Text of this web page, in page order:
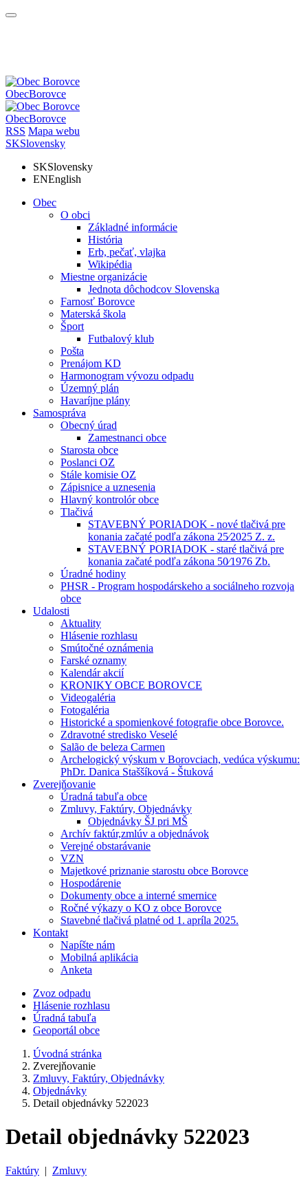
ObecBorovce
ObecBorovce
RSS Mapa webu
SKSlovensky
SKSlovensky
ENEnglish
Obec
O obci
Základné informácie
História
Erb, pečať, vlajka
Wikipédia
Miestne organizácie
Jednota dôchodcov Slovenska
Farnosť Borovce
Materská škola
Šport
Futbalový klub
Pošta
Prenájom KD
Harmonogram vývozu odpadu
Územný plán
Havaríjne plány
Samospráva
Obecný úrad
Zamestnanci obce
Starosta obce
Poslanci OZ
Stále komisie OZ
Zápisnice a uznesenia
Hlavný kontrolór obce
Tlačivá
STAVEBNÝ PORIADOK - nové tlačivá pre
konania začaté podľa zákona 25⁄2025 Z. z.
STAVEBNÝ PORIADOK - staré tlačivá pre
konania začaté podľa zákona 50⁄1976 Zb.
Úradné hodiny
PHSR - Program hospodárskeho a sociálneho rozvoja
obce
Udalosti
Aktuality
Hlásenie rozhlasu
Smútočné oznámenia
Farské oznamy
Kalendár akcií
KRONIKY OBCE BOROVCE
Videogaléria
Fotogaléria
Historické a spomienkové fotografie obce Borovce.
Zdravotné stredisko Veselé
Salão de beleza Carmen
Archelogický výskum v Borovciach, vedúca výskumu:
PhDr. Danica Staššíková - Štuková
Zverejňovanie
Úradná tabuľa obce
Zmluvy, Faktúry, Objednávky
Objednávky ŠJ pri MŠ
Archív faktúr,zmlúv a objednávok
Verejné obstarávanie
VZN
Majetkové priznanie starostu obce Borovce
Hospodárenie
Dokumenty obce a interné smernice
Ročné výkazy o KO z obce Borovce
Stavebné tlačivá platné od 1. apríla 2025.
Kontakt
Napíšte nám
Mobilná aplikácia
Anketa
Zvoz odpadu
Hlásenie rozhlasu
Úradná tabuľa
Geoportál obce
Úvodná stránka
Zverejňovanie
Zmluvy, Faktúry, Objednávky
Objednávky
Detail objednávky 522023
Detail objednávky 522023
Faktúry | Zmluvy